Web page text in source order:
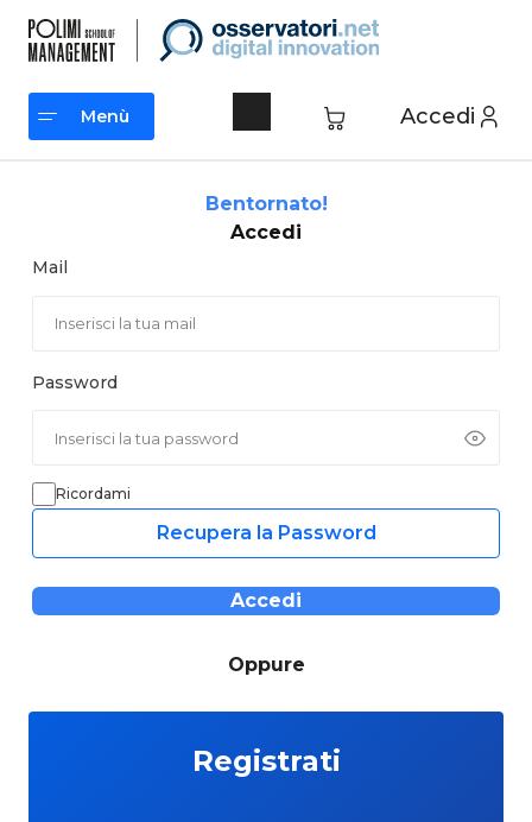
contenuto
Accedi
Menù
Bentornato!
Accedi
Mail
Password
Ricordami
Recupera la Password
Accedi
Oppure
Registrati